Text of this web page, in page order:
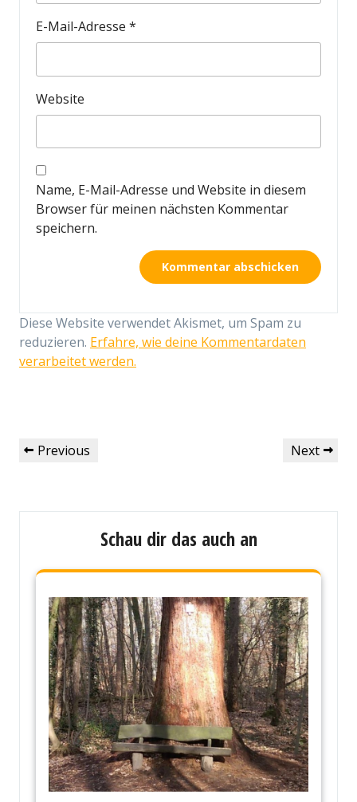
E-Mail-Adresse *
Website
Name, E-Mail-Adresse und Website in diesem
Browser für meinen nächsten Kommentar
speichern.
Diese Website verwendet Akismet, um Spam zu
reduzieren. Erfahre, wie deine Kommentardaten
verarbeitet werden.
Beitragsnavigation
Previous
Previous
Next
Next
Schau dir das auch an